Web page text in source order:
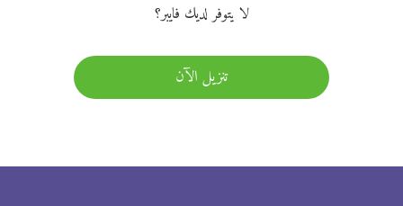
لا يتوفر لديك فايبر؟
تنزيل الآن